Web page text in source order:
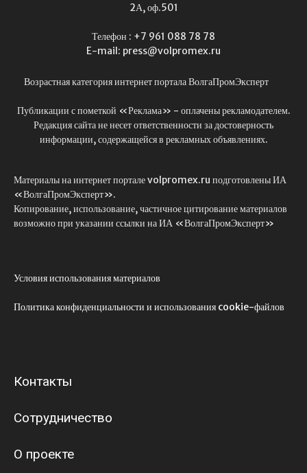
2А, оф.501
Телефон : +7 961 088 78 78
E-mail: press@volpromex.ru
Возрастная категория интернет портала ВолгаПромЭксперт
Публикации с пометкой «Реклама» - оплачены рекламодателем.
Редакция сайта не несет ответственности за достоверность
информации, содержащейся в рекламных объявлениях.
Материалы на интернет портале volpromex.ru подготовлены ИА
«ВолгаПромЭксперт».
Копирование, использование, частичное цитирование материалов
возможно при указании ссылки на ИА «ВолгаПромЭксперт»
Условия использования материалов
Политика конфиденциальности и использования cookie-файлов
Контакты
Сотрудничество
О проекте